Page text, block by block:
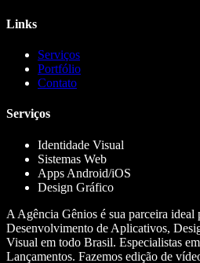
Links
Serviços
Portfólio
Contato
Serviços
Identidade Visual
Sistemas Web
Apps Android/iOS
Design Gráfico
A Agência Gênios é sua parceira ideal
Desenvolvimento de Aplicativos,
Visual em todo Brasil. Especialistas
Lançamentos. Fazemos edição de